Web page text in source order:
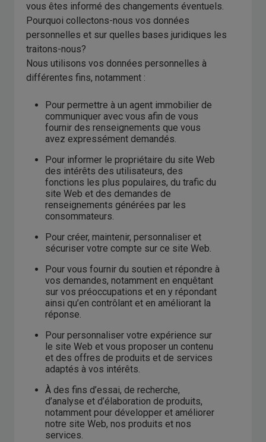
vous êtes informé des changements éventuels.
Pourquoi collectons-nous vos données
personnelles et sur quelles bases juridiques les
traitons-nous?
Nous utilisons vos données personnelles à
différentes fins, notamment :
Pour permettre à un agent immobilier de
communiquer avec vous afin de vous
fournir des renseignements que vous
avez expressément demandés.
Pour informer le propriétaire du site Web
des intérêts des utilisateurs, des
fonctions les plus populaires, du trafic du
site Web et des demandes de
renseignements générées par les
consommateurs.
Pour créer, maintenir, personnaliser et
sécuriser votre compte sur ce site Web.
Pour vous fournir du soutien et répondre à
vos demandes, notamment en enquêtant
sur vos préoccupations et en y répondant
ainsi qu’en contrôlant et en améliorant la
réponse.
Pour personnaliser votre expérience sur
le site Web et vous proposer un contenu
et des offres de produits et de services
adaptés à vos intérêts.
À des fins d’essai, de recherche,
d’analyse et d’élaboration de produits,
notamment pour développer et améliorer
notre site Web, nos produits et nos
services.